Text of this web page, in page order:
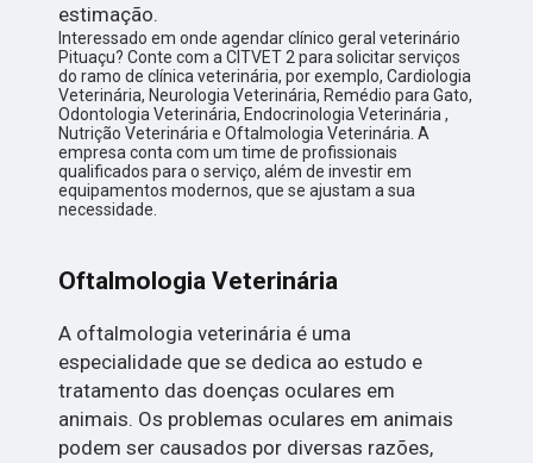
estimação.
Interessado em onde agendar clínico geral veterinário
Pituaçu? Conte com a CITVET 2 para solicitar serviços
do ramo de clínica veterinária, por exemplo, Cardiologia
Veterinária, Neurologia Veterinária, Remédio para Gato,
Odontologia Veterinária, Endocrinologia Veterinária ,
Nutrição Veterinária e Oftalmologia Veterinária. A
empresa conta com um time de profissionais
qualificados para o serviço, além de investir em
equipamentos modernos, que se ajustam a sua
necessidade.
Oftalmologia Veterinária
A oftalmologia veterinária é uma
especialidade que se dedica ao estudo e
tratamento das doenças oculares em
animais. Os problemas oculares em animais
podem ser causados por diversas razões,